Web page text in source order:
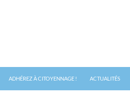
ADHÉREZ À CITOYENNAGE ! ACTUALITÉS